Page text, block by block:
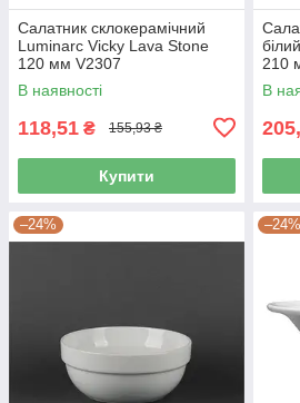
Салатник склокерамічний
Luminarc Vicky Lava Stone
120 мм V2307
В наявності
118,51 ₴ 155,93 ₴
Купити
210
В
–24% –24%